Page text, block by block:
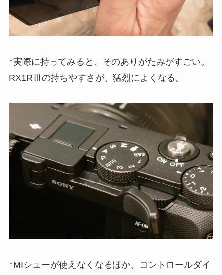
↑実際に持ってみると、そのありがたみがすごい。
RX1RⅢの持ちやすさが、猛烈によくなる。
↑MIシューが使えなくなるほか、コントロールダイ